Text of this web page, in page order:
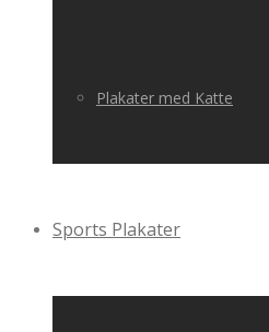
Plakater med Katte
Sports Plakater